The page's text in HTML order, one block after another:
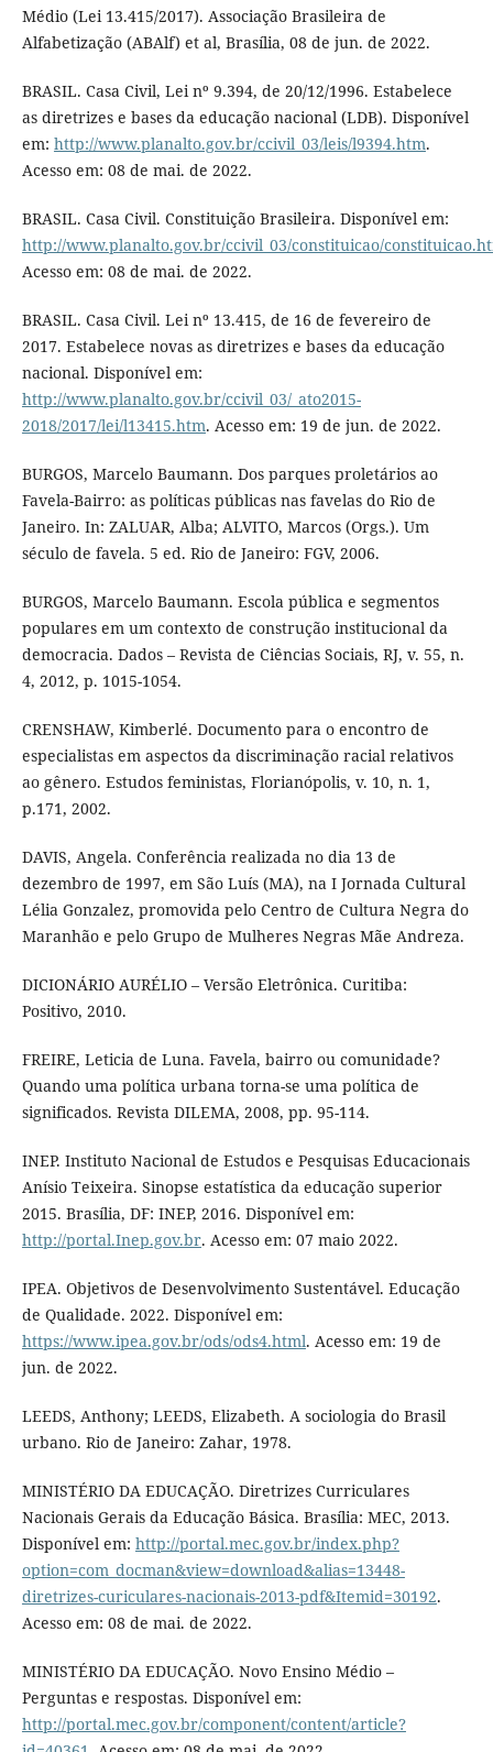
Médio (Lei 13.415/2017). Associação Brasileira de
Alfabetização (ABAlf) et al, Brasília, 08 de jun. de 2022.
BRASIL. Casa Civil, Lei nº 9.394, de 20/12/1996. Estabelece
as diretrizes e bases da educação nacional (LDB). Disponível
em: http://www.planalto.gov.br/ccivil_03/leis/l9394.htm.
Acesso em: 08 de mai. de 2022.
BRASIL. Casa Civil. Constituição Brasileira. Disponível em:
http://www.planalto.gov.br/ccivil_03/constituicao/
Acesso em: 08 de mai. de 2022.
BRASIL. Casa Civil. Lei nº 13.415, de 16 de fevereiro de
2017. Estabelece novas as diretrizes e bases da educação
nacional. Disponível em:
http://www.planalto.gov.br/ccivil_03/_ato2015-
2018/2017/lei/l13415.htm. Acesso em: 19 de jun. de 2022.
BURGOS, Marcelo Baumann. Dos parques proletários ao
Favela-Bairro: as políticas públicas nas favelas do Rio de
Janeiro. In: ZALUAR, Alba; ALVITO, Marcos (Orgs.). Um
século de favela. 5 ed. Rio de Janeiro: FGV, 2006.
BURGOS, Marcelo Baumann. Escola pública e segmentos
populares em um contexto de construção institucional da
democracia. Dados – Revista de Ciências Sociais, RJ, v. 55, n.
4, 2012, p. 1015-1054.
CRENSHAW, Kimberlé. Documento para o encontro de
especialistas em aspectos da discriminação racial relativos
ao gênero. Estudos feministas, Florianópolis, v. 10, n. 1,
p.171, 2002.
DAVIS, Angela. Conferência realizada no dia 13 de
dezembro de 1997, em São Luís (MA), na I Jornada Cultural
Lélia Gonzalez, promovida pelo Centro de Cultura Negra do
Maranhão e pelo Grupo de Mulheres Negras Mãe Andreza.
DICIONÁRIO AURÉLIO – Versão Eletrônica. Curitiba:
Positivo, 2010.
FREIRE, Leticia de Luna. Favela, bairro ou comunidade?
Quando uma política urbana torna-se uma política de
significados. Revista DILEMA, 2008, pp. 95-114.
INEP. Instituto Nacional de Estudos e Pesquisas Educacionais
Anísio Teixeira. Sinopse estatística da educação superior
2015. Brasília, DF: INEP, 2016. Disponível em:
http://portal.Inep.gov.br. Acesso em: 07 maio 2022.
IPEA. Objetivos de Desenvolvimento Sustentável. Educação
de Qualidade. 2022. Disponível em:
https://www.ipea.gov.br/ods/ods4.html. Acesso em: 19 de
jun. de 2022.
LEEDS, Anthony; LEEDS, Elizabeth. A sociologia do Brasil
urbano. Rio de Janeiro: Zahar, 1978.
MINISTÉRIO DA EDUCAÇÃO. Diretrizes Curriculares
Nacionais Gerais da Educação Básica. Brasília: MEC, 2013.
Disponível em: http://portal.mec.gov.br/index.php?
option=com_docman&view=download&alias=13448-
diretrizes-curiculares-nacionais-2013-pdf&Itemid=30192.
Acesso em: 08 de mai. de 2022.
MINISTÉRIO DA EDUCAÇÃO. Novo Ensino Médio –
Perguntas e respostas. Disponível em:
http://portal.mec.gov.br/component/content/article?